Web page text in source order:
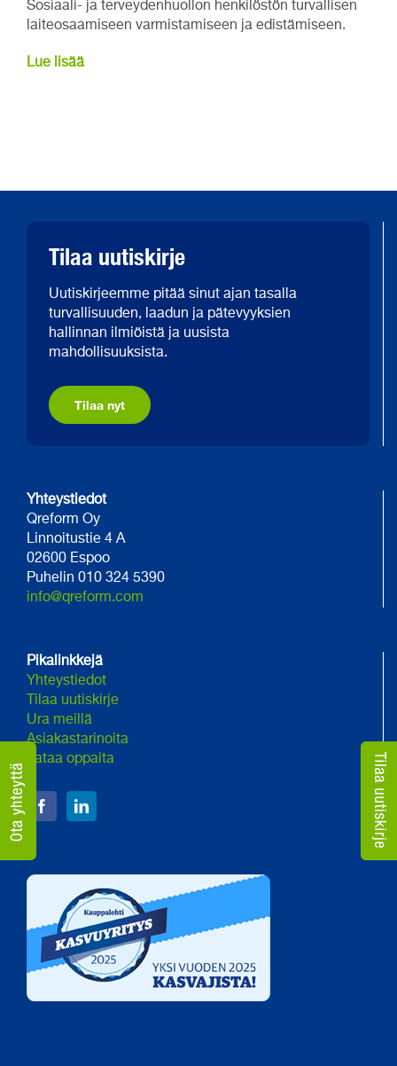
Sosiaali- ja terveydenhuollon henkilöstön turvallisen
laiteosaamiseen varmistamiseen ja edistämiseen.
Lue lisää
Tilaa uutiskirje
Uutiskirjeemme pitää sinut ajan tasalla
turvallisuuden, laadun ja pätevyyksien
hallinnan ilmiöistä ja uusista
mahdollisuuksista.
Tilaa nyt
Yhteystiedot
Qreform Oy
Linnoitustie 4 A
02600 Espoo
Puhelin 010 324 5390
info@qreform.com
Pikalinkkejä
Yhteystiedot
Tilaa uutiskirje
Ura meillä
Asiakastarinoita
Lataa oppaita